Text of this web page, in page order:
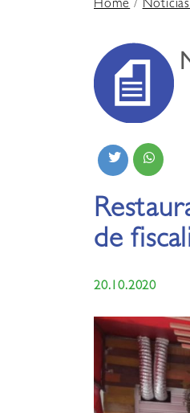
Home/Noticias
de
20.10.2020